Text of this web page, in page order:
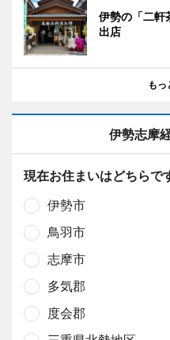
伊勢の「二軒
出店
もっ
伊勢志摩
現在お住まいはどちらで
伊勢市
鳥羽市
志摩市
多気郡
度会郡